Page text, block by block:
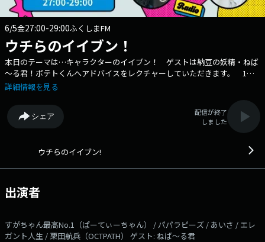
6/5金27:00-29:00ふくしまFM
ウチらのイイブン！
本日のテーマは…キャラクターのイイブン！ ゲストは納豆の妖精・ねば
～る君！ポテトくんへアドバイスをレクチャーしていただきます。 1週
目パートナーはパパラピーズです。 本日もお楽しみに！ ******* この
いう 世間体が邪魔して、なにかと生きづらくないですか？自分のイイブ
ンを ぶつけたい！もっとイーブンに話したい！そんな若者が集まり自由
に本音、 不満、主張、情熱を発信する番組です！ パーソナリティーは
いいたいこと（イイブン）」や、番組の感想もお待ちしてます！
ト：@uchiranoiibun 番組ハッシュタグ：#ウチイブ 本日のゲスト：
ねば～る君 番組Webサイト：https://jfn-
https://form.jfn.co.jp/iibun/message Xハッシュタグは「#ウチイ
ブ」 Xアカウントは「@uchiranoiibun」
詳細情報を見る
シェア
配信が終了
しました
ウチらのイイブン!
出演者
すがちゃん最高No.1（ぱーてぃーちゃん） / パパラピーズ / あいさ / エレ
ガント人生 / 栗田航兵（OCTPATH） ゲスト: ねば～る君